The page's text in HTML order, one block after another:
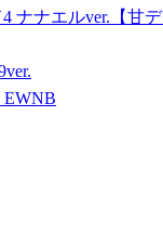
ナナエルver.【甘
EWNB